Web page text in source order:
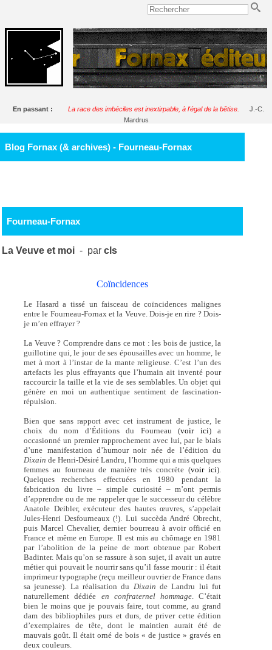
En passant : La race des imbéciles est inextirpable, à l'égal de la bêtise.
J.-C.
Mardrus
Blog Fornax (& archives) - Fourneau-Fornax
Fourneau-Fornax
La Veuve et moi - parcls
Coïncidences
Le Hasard a tissé un faisceau de coïncidences malignes
entre le Fourneau-Fornax et la Veuve. Dois-je en rire ? Dois-
je m’en effrayer ?
La Veuve ? Comprendre dans ce mot : les bois de justice, la
guillotine qui, le jour de ses épousailles avec un homme, le
met à mort à l’instar de la mante religieuse. C’est l’un des
artefacts les plus effrayants que l’humain ait inventé pour
raccourcir la taille et la vie de ses semblables. Un objet qui
génère en moi un authentique sentiment de fascination-
répulsion.
Bien que sans rapport avec cet instrument de justice, le
choix du nom d’Éditions du Fourneau (voir ici) a
occasionné un premier rapprochement avec lui, par le biais
d’une manifestation d’humour noir née de l’édition du
Dixain de Henri-Désiré Landru, l’homme qui a mis quelques
femmes au fourneau de manière très concrète (voir ici).
Quelques recherches effectuées en 1980 pendant la
fabrication du livre – simple curiosité – m’ont permis
d’apprendre ou de me rappeler que le successeur du célèbre
Anatole Deibler, exécuteur des hautes œuvres, s’appelait
Jules-Henri Desfourneaux (!). Lui succèda André Obrecht,
puis Marcel Chevalier, dernier bourreau à avoir officié en
France et même en Europe. Il est mis au chômage en 1981
par l’abolition de la peine de mort obtenue par Robert
Badinter. Mais qu’on se rassure à son sujet, il avait un autre
métier qui pouvait le nourrir sans qu’il fasse mourir : il était
imprimeur typographe (reçu meilleur ouvrier de France dans
sa jeunesse). La réalisation du Dixain de Landru lui fut
naturellement dédiée en confraternel hommage. C’était
bien le moins que je pouvais faire, tout comme, au grand
dam des bibliophiles purs et durs, de priver cette édition
d’exemplaires de tête, dont le maintien aurait été de
mauvais goût. Il était orné de bois « de justice » gravés en
deux couleurs.